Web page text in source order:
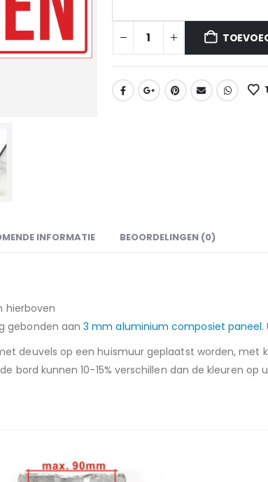
INFORMATIE BEOORDELINGEN (0)
hierboven
gebonden aan3 mm aluminium composiet paneel.
deuvels op een huismuur geplaatst worden,
bord kunnen 10-15% verschillen dan de kleuren op